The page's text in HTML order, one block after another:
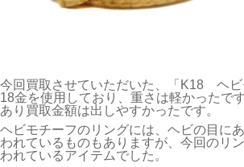
今回買取させていただいた、「K18 ヘビ
18金を使用しており、重さは軽かったで
あり買取金額は出しやすかったです。
ヘビモチーフのリングには、ヘビの目に
われているものもありますが、今回のリ
われているアイテムでした。